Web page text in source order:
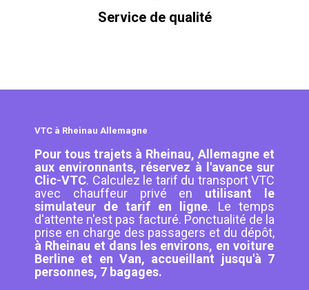
Service de qualité
VTC à Rheinau Allemagne
Pour tous trajets à Rheinau, Allemagne et
aux environnants, réservez à l'avance sur
Clic-VTC. Calculez le tarif du transport VTC
avec chauffeur privé en utilisant le
simulateur de tarif en ligne. Le temps
d'attente n'est pas facturé. Ponctualité de la
prise en charge des passagers et du dépôt,
à Rheinau et dans les environs, en voiture
Berline et en Van, accueillant jusqu'à 7
personnes, 7 bagages.